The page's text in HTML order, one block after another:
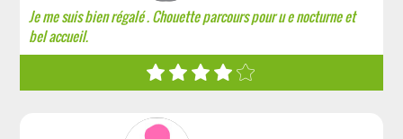
Je me suis bien régalé . Chouette parcours pour u e nocturne et
bel accueil.